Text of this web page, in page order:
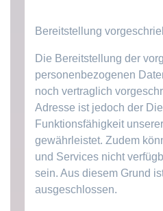
Bereitstellung
Die Bereitstellung der
personenbezogenen
noch vertraglich
Adresse ist jedoch der
Funktionsfähigkeit
gewährleistet. Zudem
und Services nicht
sein. Aus diesem Grund
ausgeschlossen.